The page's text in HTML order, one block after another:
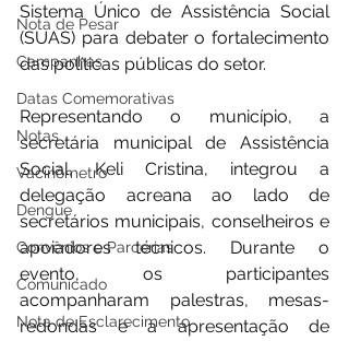
Nota de Pesar
Campanhas
Datas Comemorativas
Notas
Vacinômetro
Dengue
Convênios e Parcerias
Comunicado
Nota de Esclarecimento
Sistema Único de Assistência Social
(SUAS) para debater o fortalecimento
das políticas públicas do setor.
Representando o município, a
secretária municipal de Assistência
Social, Keli Cristina, integrou a
delegação acreana ao lado de
secretários municipais, conselheiros e
apoiadores técnicos. Durante o
evento, os participantes
acompanharam palestras, mesas-
redondas e a apresentação de